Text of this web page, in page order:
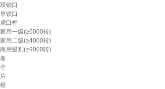
双锁口
单锁口
虎口榫
家用一级(≥6000转)
家用二级(≥4000转)
商用级别(≥9000转)
卷
个
片
根